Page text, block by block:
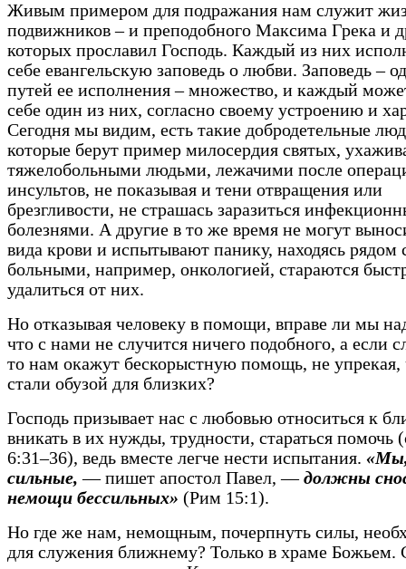
Живым примером для подражания нам служит
подвижников – и преподобного Максима Грека и
которых прославил Господь. Каждый из них
себе евангельскую заповедь о любви. Заповедь –
путей ее исполнения – множество, и каждый
себе один из них, согласно своему устроению и
Сегодня мы видим, есть такие добродетельные
которые берут пример милосердия святых,
тяжелобольными людьми, лежачими после
инсультов, не показывая и тени отвращения или
брезгливости, не страшась заразиться
болезнями. А другие в то же время не могут
вида крови и испытывают панику, находясь рядом
больными, например, онкологией, стараются
удалиться от них.
Но отказывая человеку в помощи, вправе ли мы
что с нами не случится ничего подобного, а если
то нам окажут бескорыстную помощь, не
стали обузой для близких?
Господь призывает нас с любовью относиться к
вникать в их нужды, трудности, стараться помочь
6:31–36), ведь вместе легче нести испытания.
сильные,— пишет апостол Павел, —должны
немощи бессильных» (Рим 15:1).
Но где же нам, немощным, почерпнуть силы,
для служения ближнему? Только в храме Божьем.